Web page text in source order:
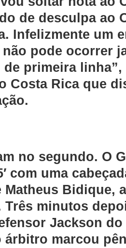
de desculpa ao
Infelizmente um
pode ocorrer
primeira
Costa Rica que
no segundo. O
com uma
Matheus Bidique,
Três minutos
Jackson
árbitro marcou